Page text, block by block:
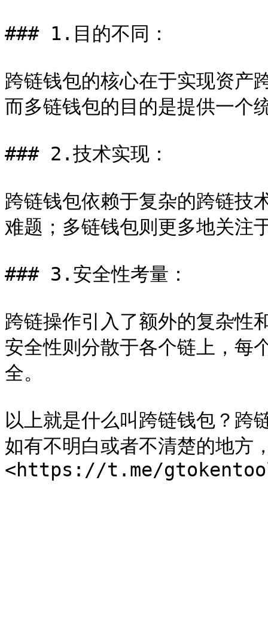
### 1.目的不同：
跨链钱包的核心在于实现资产
而多链钱包的目的是提供一个
### 2.技术实现：
跨链钱包依赖于复杂的跨链技
难题；多链钱包则更多地关注
### 3.安全性考量：
跨链操作引入了额外的复杂性
安全性则分散于各个链上，每
全。
以上就是什么叫跨链钱包？跨
如有不明白或者不清楚的地方